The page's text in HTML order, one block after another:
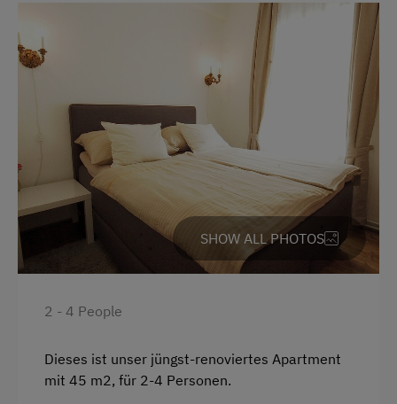
Garden view
Beverages sold on the premises
Hairdryer
Towels
Air conditioning
Toaster
Water kettle
SHOW ALL PHOTOS
2 - 4 People
Dieses ist unser jüngst-renoviertes Apartment
mit 45 m2, für 2-4 Personen.